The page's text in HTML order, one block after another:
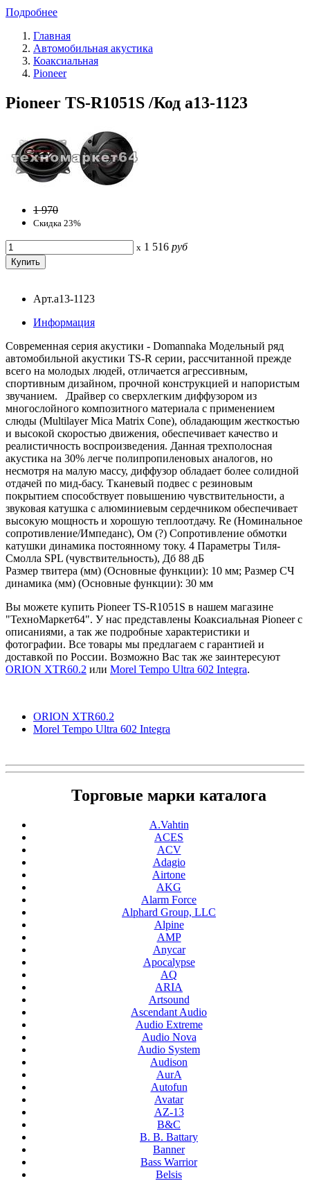
Подробнее
Главная
Автомобильная акустика
Коаксиальная
Pioneer
Pioneer TS-R1051S /Код a13-1123
1 970
Скидка 23%
x 1 516 руб
Арт.a13-1123
Информация
Современная серия акустики - Domannaka Модельный ряд
автомобильной акустики TS-R серии, рассчитанной прежде
всего на молодых людей, отличается агрессивным,
спортивным дизайном, прочной конструкцией и напористым
звучанием. Драйвер со сверхлегким диффузором из
многослойного композитного материала с применением
слюды (Multilayer Mica Matrix Cone), обладающим жесткостью
и высокой скоростью движения, обеспечивает качество и
реалистичность воспроизведения. Данная трехполосная
акустика на 30% легче полипропиленовых аналогов, но
несмотря на малую массу, диффузор обладает более солидной
отдачей по мид-басу. Тканевый подвес с резиновым
покрытием способствует повышению чувствительности, а
звуковая катушка с алюминиевым сердечником обеспечивает
высокую мощность и хорошую теплоотдачу. Re (Номинальное
сопротивление/Импеданс), Ом (?) Сопротивление обмотки
катушки динамика постоянному току. 4 Параметры Тиля-
Смолла SPL (чувствительность), Дб 88 дБ
Размер твитера (мм) (Основные функции): 10 мм; Размер СЧ
динамика (мм) (Основные функции): 30 мм
Вы можете купить Pioneer TS-R1051S в нашем магазине
"ТехноМаркет64". У нас представлены Коаксиальная Pioneer с
описаниями, а так же подробные характеристики и
фотографии. Все товары мы предлагаем с гарантией и
доставкой по России. Возможно Вас так же заинтересуют
ORION XTR60.2 или Morel Tempo Ultra 602 Integra.
ORION XTR60.2
Morel Tempo Ultra 602 Integra
Торговые марки каталога
A.Vahtin
ACES
ACV
Adagio
Airtone
AKG
Alarm Force
Alphard Group, LLC
Alpine
AMP
Anycar
Apocalypse
AQ
ARIA
Artsound
Ascendant Audio
Audio Extreme
Audio Nova
Audio System
Audison
AurA
Autofun
Avatar
AZ-13
B&C
B. B. Battary
Banner
Bass Warrior
Belsis